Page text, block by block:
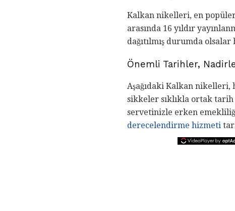
Kalkan nikelleri, en
arasında 16 yıldır
dağıtılmış durumda
Önemli Tarihler,
Aşağıdaki Kalkan
sikkeler sıklıkla ortak
servetinizle erken
derecelendirme hizmeti